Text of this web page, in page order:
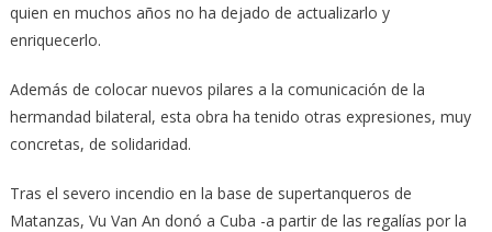
quien en muchos años no ha dejado de actualizarlo y
enriquecerlo.
Además de colocar nuevos pilares a la comunicación de la
hermandad bilateral, esta obra ha tenido otras expresiones, muy
concretas, de solidaridad.
Tras el severo incendio en la base de supertanqueros de
Matanzas, Vu Van An donó a Cuba -a partir de las regalías por la